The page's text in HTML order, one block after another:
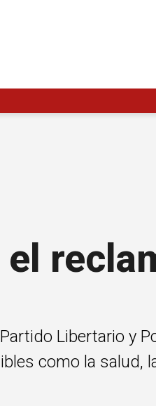
Libertario y
como la salud,